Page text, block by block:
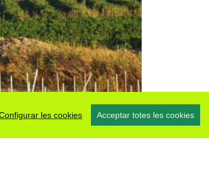
les cookies Acceptar totes les cookies